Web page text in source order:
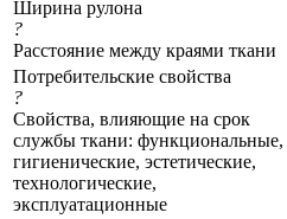
Ширина рулона
?
Расстояние между краями ткани
Потребительские свойства
?
Свойства, влияющие на срок
службы ткани: функциональные,
гигиенические, эстетические,
технологические,
эксплуатационные